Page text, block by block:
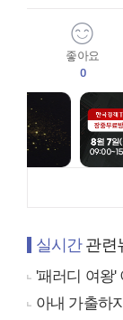
좋아요
0
실시간관련
'패러디 여왕'
아내 가출하